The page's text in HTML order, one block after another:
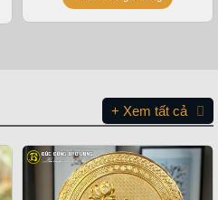
+ Xem tất cả